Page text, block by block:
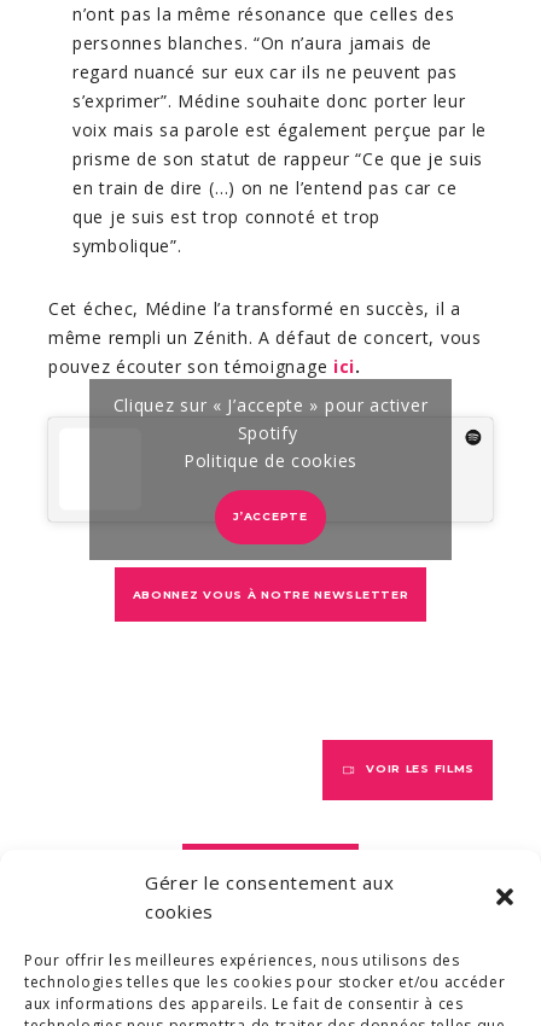
Gérer le consentement aux
cookies
Pour offrir les meilleures expériences, nous utilisons des
technologies telles que les cookies pour stocker et/ou accéder
aux informations des appareils. Le fait de consentir à ces
n’ont pas la même résonance que celles des
personnes blanches. “On n’aura jamais de
regard nuancé sur eux car ils ne peuvent pas
s’exprimer”. Médine souhaite donc porter leur
voix mais sa parole est également perçue par le
prisme de son statut de rappeur “Ce que je suis
en train de dire (…) on ne l’entend pas car ce
que je suis est trop connoté et trop
symbolique”.
Cet échec, Médine l’a transformé en succès, il a
même rempli un Zénith. A défaut de concert, vous
pouvez écouter son témoignage ici.
Cliquez sur « J’accepte » pour activer
Spotify
Politique de cookies
J’ACCEPTE
ABONNEZ VOUS À NOTRE NEWSLETTER
VOIR LES FILMS
VOIR LES PODCASTS